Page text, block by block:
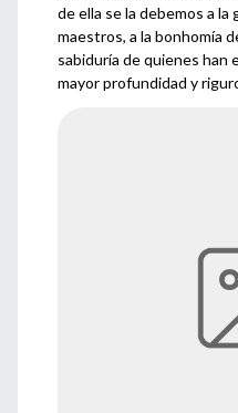
de ella se la debemos a
maestros, a la bonhomía
sabiduría de quienes han
mayor profundidad y